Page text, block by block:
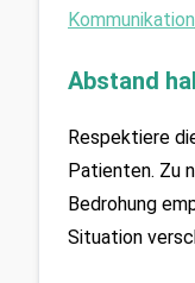
Kommunikation
Abstand
Respektiere
Patienten. Zu
Bedrohung
Situation